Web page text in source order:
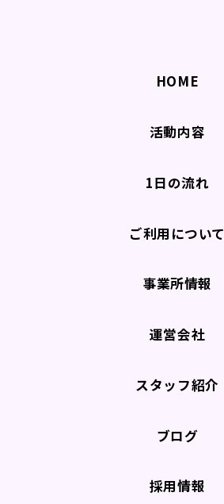
HOME
活動内容
1日の流れ
ご利用について
事業所情報
運営会社
スタッフ紹介
ブログ
採用情報